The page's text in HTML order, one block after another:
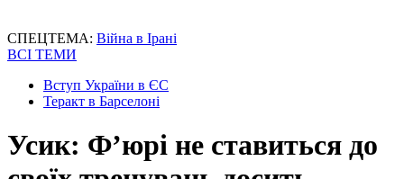
СПЕЦТЕМА: Війна в Ірані
ВСІ ТЕМИ
Вступ України в ЄС
Теракт в Барселоні
Усик: Ф’юрі не ставиться до